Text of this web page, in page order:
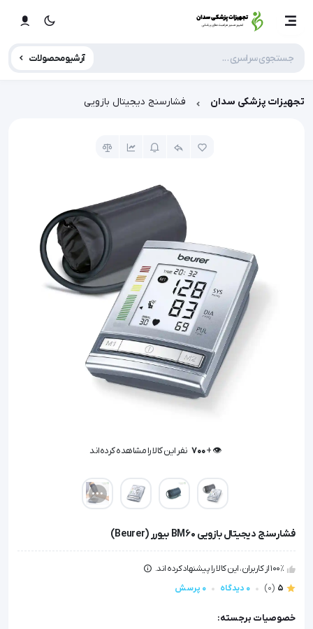
آرشیو محصولات
تجهیزات پزشکی سدان فشارسنج دیجیتال بازویی
👁️ +
700 نفر این کالا را مشاهده کرده‌اند
فشارسنج دیجیتال بازویی BM60 بیورر (Beurer)
100٪ از کاربران، این کالا را پیشنهاد کرده اند.
5
(0) 0 دیدگاه 0 پرسش
خصوصیات برجسته: